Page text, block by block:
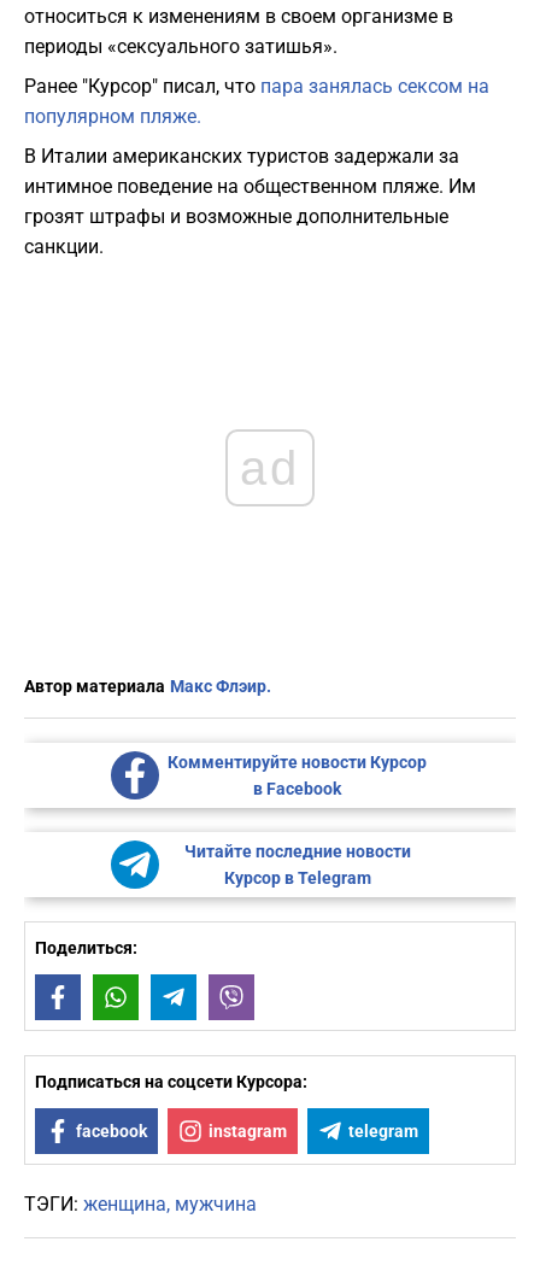
относиться к изменениям в своем организме в
периоды «сексуального затишья».
Ранее "Курсор" писал, что пара занялась сексом на
популярном пляже.
В Италии американских туристов задержали за
интимное поведение на общественном пляже. Им
грозят штрафы и возможные дополнительные
санкции.
ad
Автор материала Макс Флэир.
Комментируйте новости Курсор
в Facebook
Читайте последние новости
Курсор в Telegram
Поделиться:
FacebookWhatsAppTelegram
Подписаться на соцсети Курсора:
facebook instagram telegram
ТЭГИ: женщина мужчина